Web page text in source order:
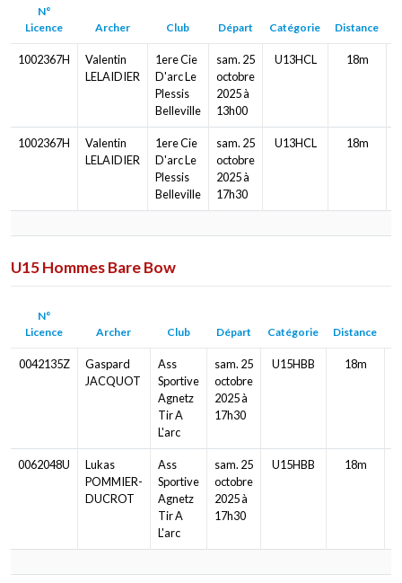
N°
Licence
Archer Club Départ Catégorie Distance
1002367H
Valentin
LELAIDIER
1ere Cie
D'arc Le
Plessis
Belleville
sam. 25
octobre
2025 à
13h00
U13HCL 18m
1002367H
Valentin
LELAIDIER
1ere Cie
D'arc Le
Plessis
Belleville
sam. 25
octobre
2025 à
17h30
U13HCL 18m
U15 Hommes Bare Bow
N°
Licence
Archer Club Départ Catégorie Distance
0042135Z
Gaspard
JACQUOT
Ass
Sportive
Agnetz
Tir A
L'arc
sam. 25
octobre
2025 à
17h30
U15HBB 18m
0062048U
Lukas
POMMIER-
DUCROT
Ass
Sportive
Agnetz
Tir A
L'arc
sam. 25
octobre
2025 à
17h30
U15HBB 18m